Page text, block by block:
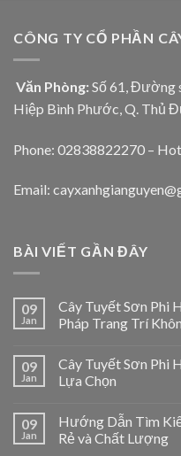
CÔNG TY CỔ PHẦN
Văn Phòng: Số 61, Đường
Hiệp Bình Phước, Q. Thủ
Phone: 02838822270 –
Email:
BÀI VIẾT GẦN ĐÂY
09
Jan
Cây Tuyết Sơn Phi
Pháp Trang Trí
09
Jan
Cây Tuyết Sơn Phi
Lựa Chọn
09
Jan
Hướng Dẫn Tìm
Rẻ và Chất Lượng